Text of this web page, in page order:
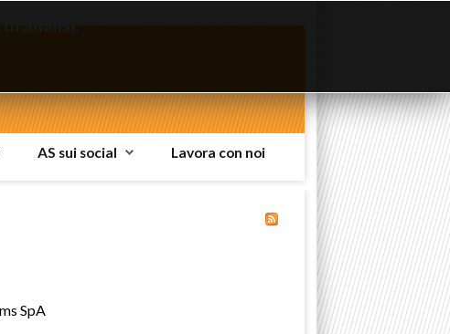
AS sui social Lavora con noi
SpA